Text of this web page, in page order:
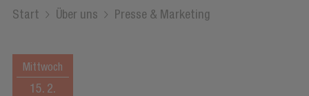
Start Über uns Presse & Marketing
Mittwoch
15. 2.